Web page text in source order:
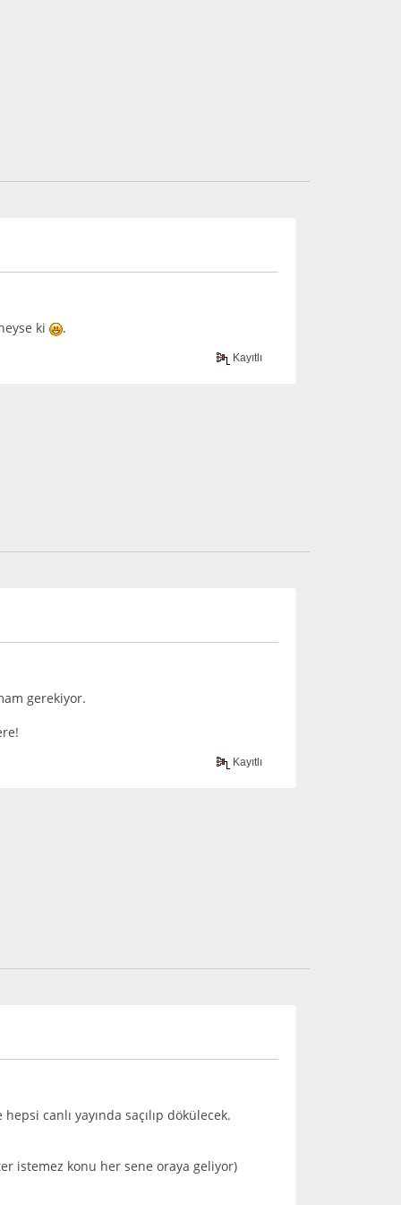
ki
.
Kayıtlı
gerekiyor.
Kayıtlı
canlı yayında saçılıp dökülecek.
istemez konu her sene oraya geliyor)